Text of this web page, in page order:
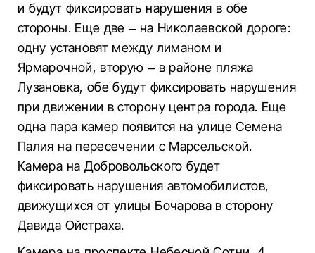
и будут фиксировать нарушения в обе
стороны. Еще две – на Николаевской дороге:
одну установят между лиманом и
Ярмарочной, вторую – в районе пляжа
Лузановка, обе будут фиксировать нарушения
при движении в сторону центра города. Еще
одна пара камер появится на улице Семена
Палия на пересечении с Марсельской.
Камера на Добровольского будет
фиксировать нарушения автомобилистов,
движущихся от улицы Бочарова в сторону
Давида Ойстраха.